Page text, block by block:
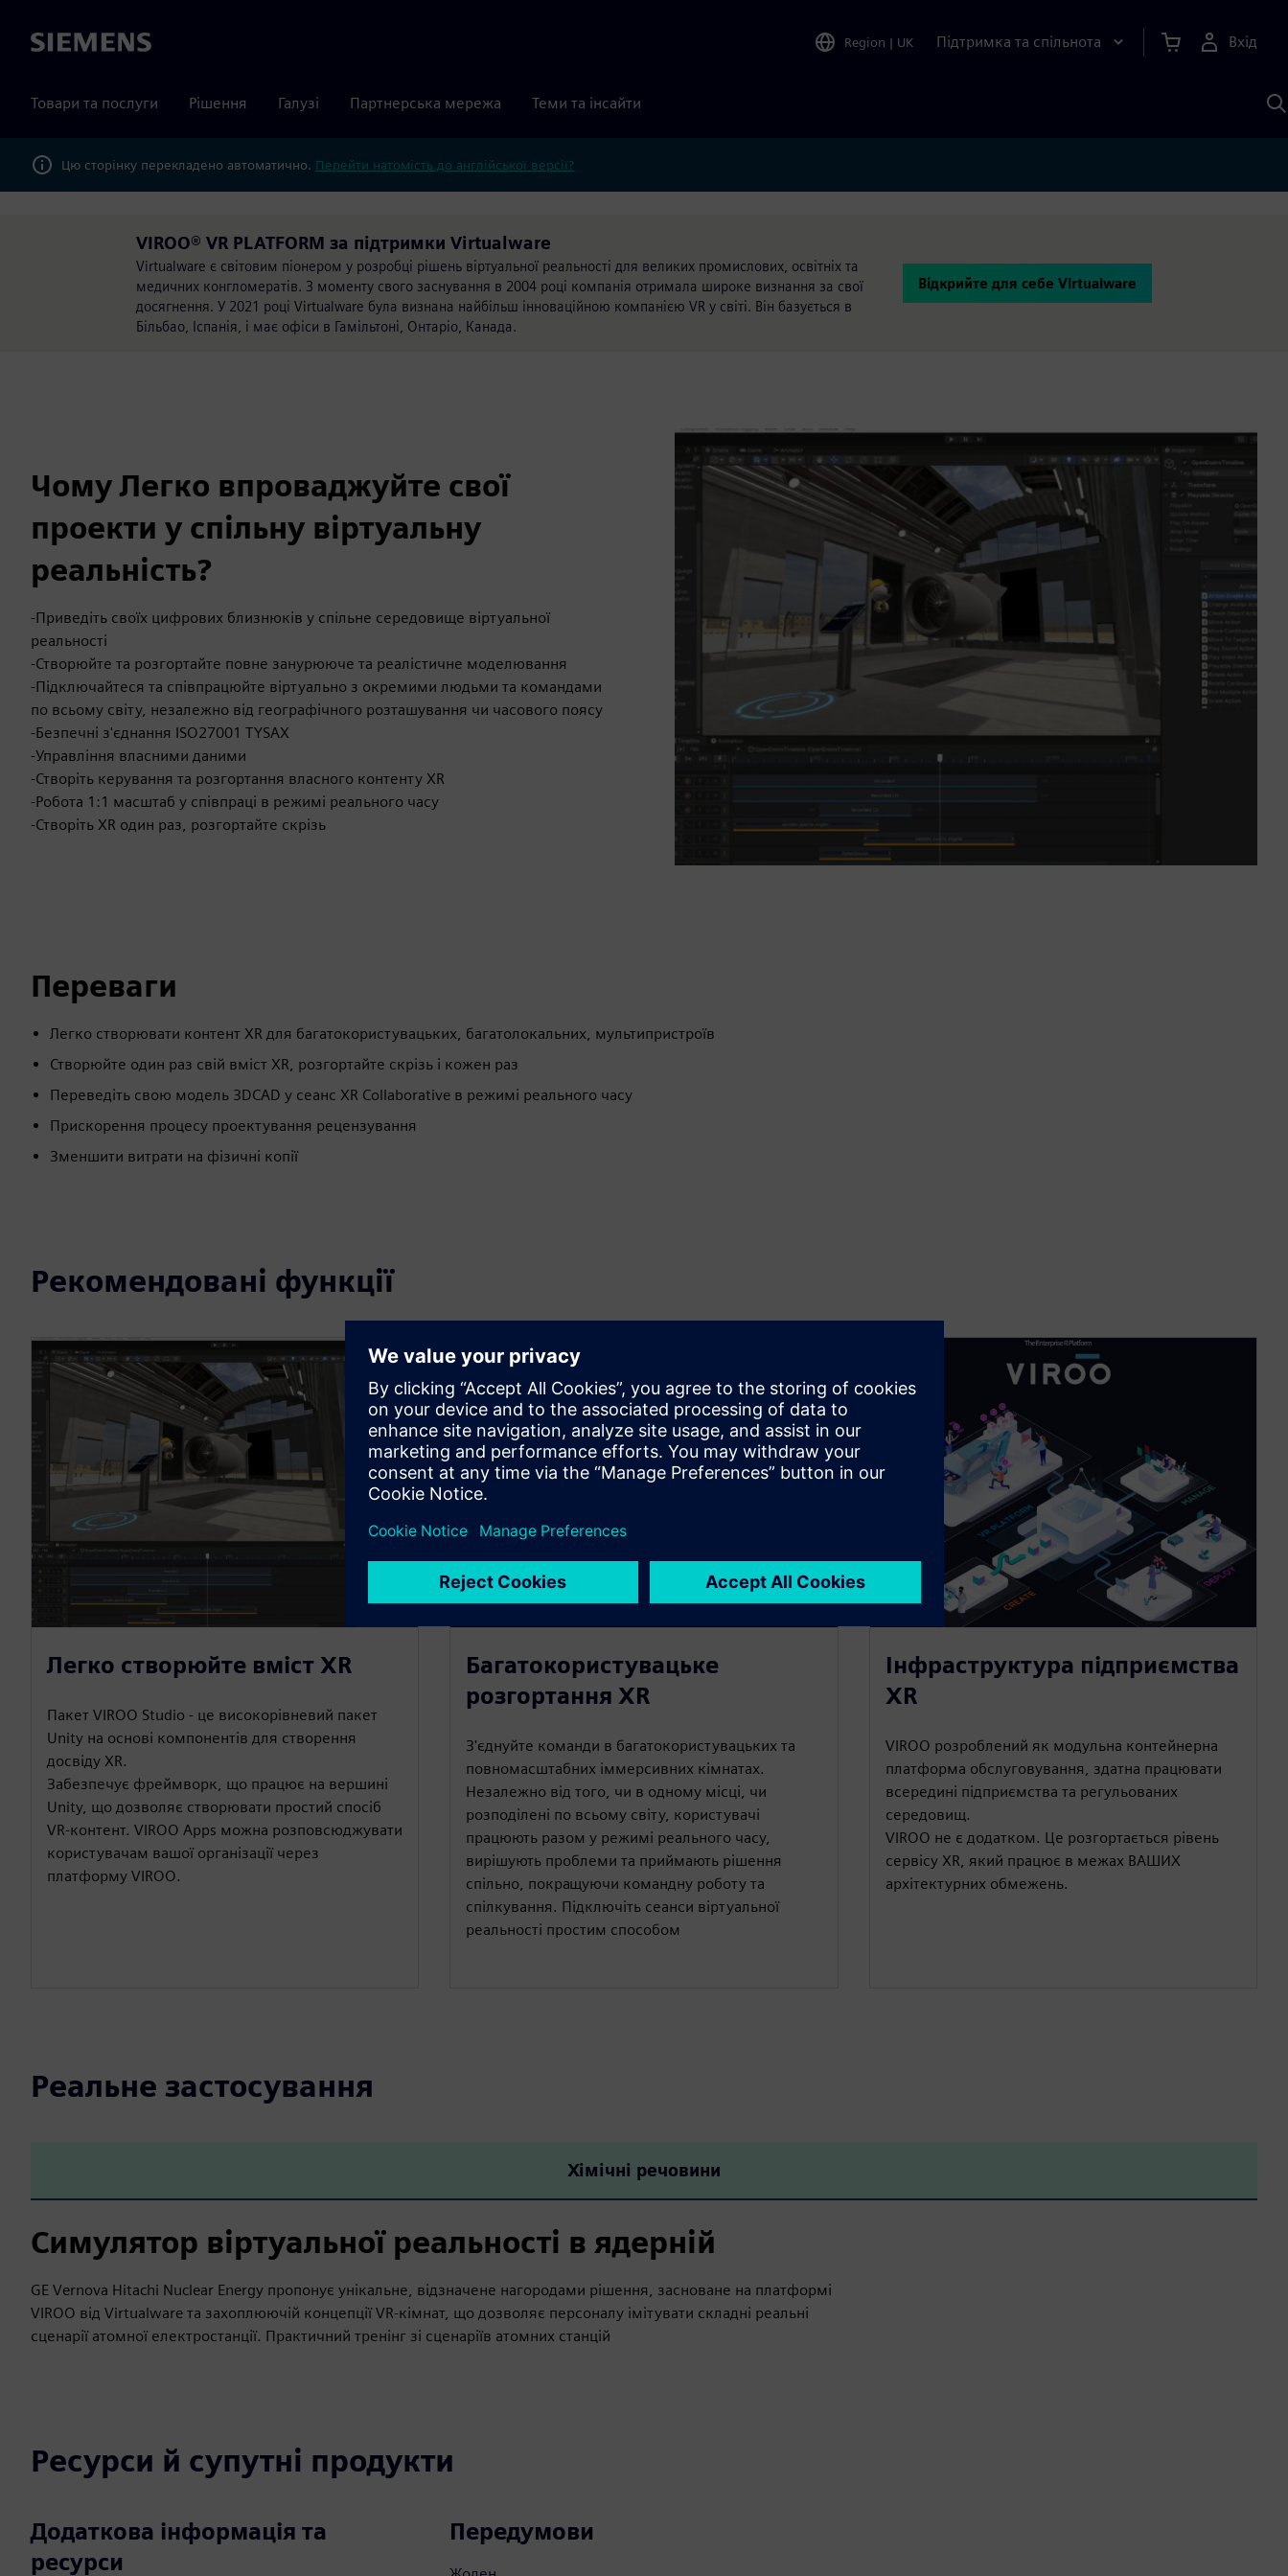
Siemens Region | UK Підтримка та спільнота Вхід
Товари та послуги Рішення Галузі Партнерська мережа Теми та інсайти
Цю сторінку перекладено автоматично. Перейти натомість до англійської версії?
VIROO® VR PLATFORM за підтримки Virtualware
Virtualware є світовим піонером у розробці рішень віртуальної реальності для великих промислових, освітніх та
медичних конгломератів. З моменту свого заснування в 2004 році компанія отримала широке визнання за свої
досягнення. У 2021 році Virtualware була визнана найбільш інноваційною компанією VR у світі. Він базується в
Більбао, Іспанія, і має офіси в Гамільтоні, Онтаріо, Канада.
Відкрийте для себе Virtualware
Чому Легко впроваджуйте свої
проекти у спільну віртуальну
реальність?
-Приведіть своїх цифрових близнюків у спільне середовище віртуальної
реальності
-Створюйте та розгортайте повне занурююче та реалістичне моделювання
-Підключайтеся та співпрацюйте віртуально з окремими людьми та командами
по всьому світу, незалежно від географічного розташування чи часового поясу
-Безпечні з'єднання ISO27001 TYSAX
-Управління власними даними
-Створіть керування та розгортання власного контенту XR
-Робота 1:1 масштаб у співпраці в режимі реального часу
-Створіть XR один раз, розгортайте скрізь
Переваги
Легко створювати контент XR для багатокористувацьких, багатолокальних, мультипристроїв
Створюйте один раз свій вміст XR, розгортайте скрізь і кожен раз
Переведіть свою модель 3DCAD у сеанс XR Collaborative в режимі реального часу
Прискорення процесу проектування рецензування
Зменшити витрати на фізичні копії
Рекомендовані функції
Легко створюйте вміст XR
Пакет VIROO Studio - це високорівневий пакет
Unity на основі компонентів для створення
досвіду XR.
Забезпечує фреймворк, що працює на вершині
Unity, що дозволяє створювати простий спосіб
VR-контент. VIROO Apps можна розповсюджувати
користувачам вашої організації через
платформу VIROO.
Багатокористувацьке
розгортання XR
З'єднуйте команди в багатокористувацьких та
повномасштабних іммерсивних кімнатах.
Незалежно від того, чи в одному місці, чи
розподілені по всьому світу, користувачі
працюють разом у режимі реального часу,
вирішують проблеми та приймають рішення
спільно, покращуючи командну роботу та
спілкування. Підключіть сеанси віртуальної
реальності простим способом
Інфраструктура підприємства
XR
VIROO розроблений як модульна контейнерна
платформа обслуговування, здатна працювати
всередині підприємства та регульованих
середовищ.
VIROO не є додатком. Це розгортається рівень
сервісу XR, який працює в межах ВАШИХ
архітектурних обмежень.
Реальне застосування
Хімічні речовини
Симулятор віртуальної реальності в ядерній
GE Vernova Hitachi Nuclear Energy пропонує унікальне, відзначене нагородами рішення, засноване на платформі
VIROO від Virtualware та захоплюючій концепції VR-кімнат, що дозволяє персоналу імітувати складні реальні
сценарії атомної електростанції. Практичний тренінг зі сценаріїв атомних станцій
Ресурси й супутні продукти
Додаткова інформація та
ресурси
Передумови